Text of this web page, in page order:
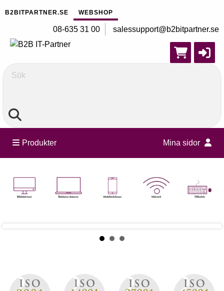
B2BITPARTNER.SE WEBSHOP
08-635 31 00 salessupport@b2bitpartner.se
Sök
Produkter Mina sidor